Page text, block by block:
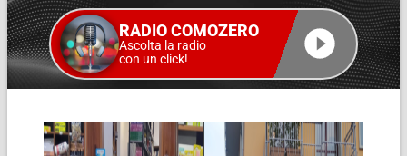
RADIO COMOZERO
Ascolta la radio
con un click!